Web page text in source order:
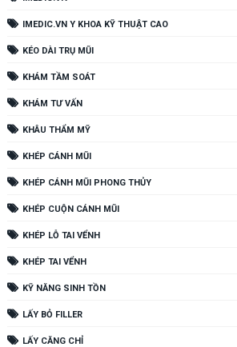
IMEDIC.VN Y KHOA KỸ THUẬT CAO
KÉO DÀI TRỤ MŨI
KHÁM TẦM SOÁT
KHÁM TƯ VẤN
KHÂU THẨM MỸ
KHÉP CÁNH MŨI
KHÉP CÁNH MŨI PHONG THỦY
KHÉP CUỘN CÁNH MŨI
KHÉP LỖ TAI VỂNH
KHÉP TAI VỂNH
KỸ NĂNG SINH TỒN
LẤY BỎ FILLER
LẤY CĂNG CHỈ